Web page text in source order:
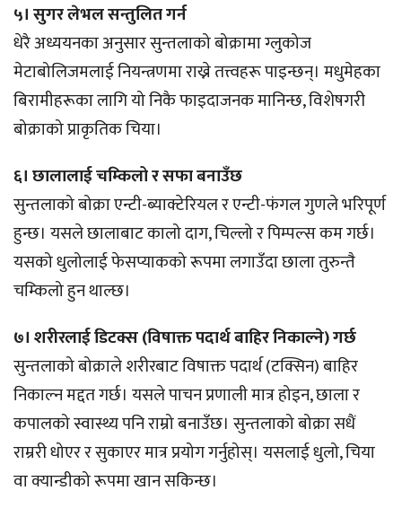
५। सुगर लेभल सन्तुलित गर्न
धेरै अध्ययनका अनुसार सुन्तलाको बोक्रामा ग्लुकोज
मेटाबोलिजमलाई नियन्त्रणमा राख्ने तत्त्वहरू पाइन्छन्। मधुमेहका
बिरामीहरूका लागि यो निकै फाइदाजनक मानिन्छ, विशेषगरी
बोक्राको प्राकृतिक चिया।
६। छालालाई चम्किलो र सफा बनाउँछ
सुन्तलाको बोक्रा एन्टी-ब्याक्टेरियल र एन्टी-फंगल गुणले भरिपूर्ण
हुन्छ। यसले छालाबाट कालो दाग, चिल्लो र पिम्पल्स कम गर्छ।
यसको धुलोलाई फेसप्याकको रूपमा लगाउँदा छाला तुरुन्तै
चम्किलो हुन थाल्छ।
७। शरीरलाई डिटक्स (विषाक्त पदार्थ बाहिर निकाल्ने) गर्छ
सुन्तलाको बोक्राले शरीरबाट विषाक्त पदार्थ (टक्सिन) बाहिर
निकाल्न मद्दत गर्छ। यसले पाचन प्रणाली मात्र होइन, छाला र
कपालको स्वास्थ्य पनि राम्रो बनाउँछ। सुन्तलाको बोक्रा सधैं
राम्ररी धोएर र सुकाएर मात्र प्रयोग गर्नुहोस्। यसलाई धुलो, चिया
वा क्यान्डीको रूपमा खान सकिन्छ।